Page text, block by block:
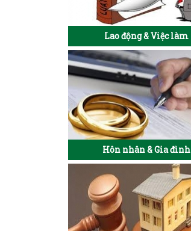
Lao động & Việc làm
Hôn nhân & Gia đình